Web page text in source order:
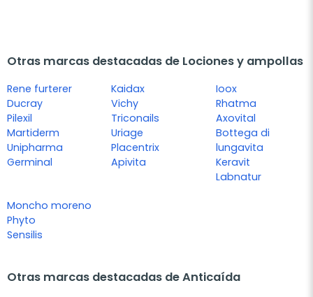
Otras marcas destacadas de Lociones y ampollas
Rene furterer
Ducray
Pilexil
Martiderm
Unipharma
Germinal
Kaidax
Vichy
Triconails
Uriage
Placentrix
Apivita
Ioox
Rhatma
Axovital
Bottega di
lungavita
Keravit
Labnatur
Moncho moreno
Phyto
Sensilis
Otras marcas destacadas de Anticaída